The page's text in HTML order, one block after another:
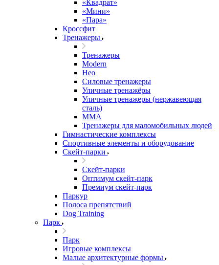
«Квадрат»
«Мини»
«Пара»
Кроссфит
Тренажеры
Тренажеры
Modern
Нео
Силовые тренажеры
Уличные тренажёры
Уличные тренажеры (нержавеющая
сталь)
ММА
Тренажеры для маломобильных людей
Гимнастические комплексы
Спортивные элементы и оборудование
Скейт-парки
Скейт-парки
Оптимум скейт-парк
Премиум скейт-парк
Паркур
Полоса препятствий
Dog Training
Парк
Парк
Игровые комплексы
Малые архитектурные формы